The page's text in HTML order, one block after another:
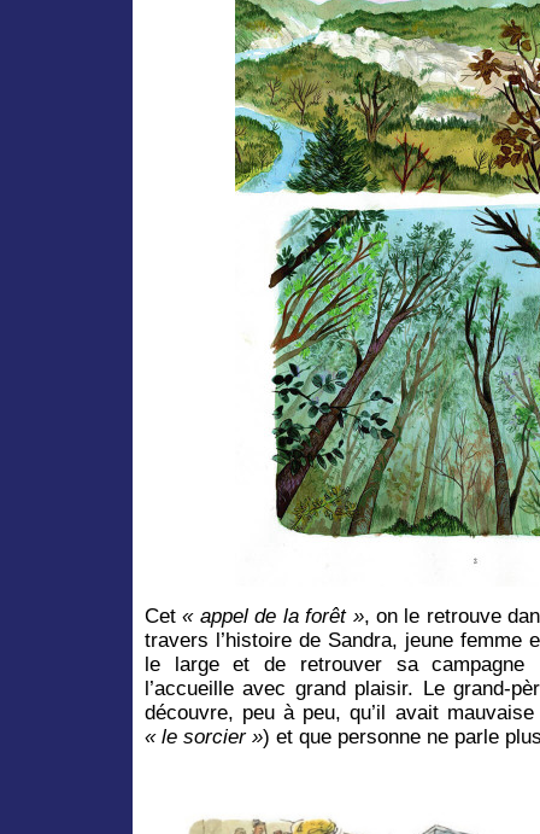
Cet« appel de la forêt », on le retrouve
travers l’histoire de Sandra, jeune femme
le large et de retrouver sa campagne
l’accueille avec grand plaisir. Le grand-
découvre, peu à peu, qu’il avait
« le sorcier ») et que personne ne parle